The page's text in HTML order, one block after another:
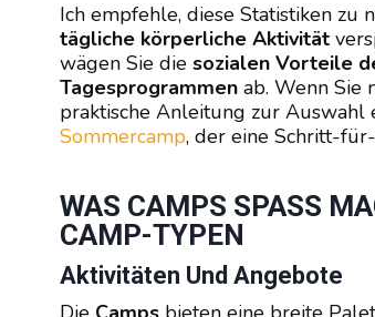
Ich empfehle, diese Statistiken zu
tägliche körperliche Aktivität
wägen Sie die sozialen Vorteile
Tagesprogrammen ab. Wenn Sie
praktische Anleitung zur Auswahl
Sommercamp, der eine Schritt-
WAS CAMPS SPASS
AMP-TYPEN
Aktivitäten Und Angebote